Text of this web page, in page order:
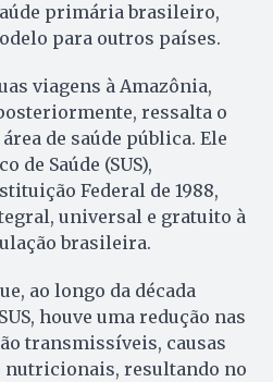
primária brasileiro,
para outros países.
viagens à Amazônia,
ressalta o
de saúde pública. Ele
de Saúde (SUS),
Federal de 1988,
universal e gratuito à
brasileira.
ao longo da década
houve uma redução nas
transmissíveis, causas
nutricionais, resultando no